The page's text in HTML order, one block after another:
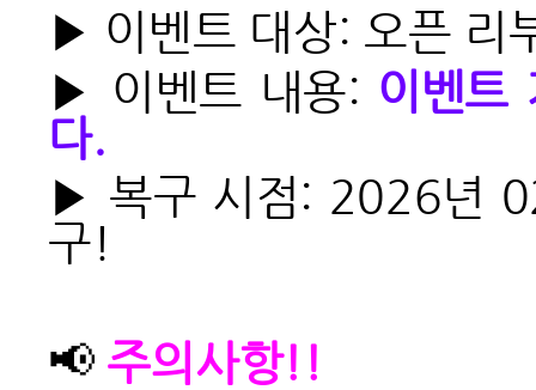
▶ 이벤트 대상: 오픈 리
▶ 이벤트 내용: 이벤트
다.
▶ 복구 시점: 2026년
구!
📢 주의사항!!